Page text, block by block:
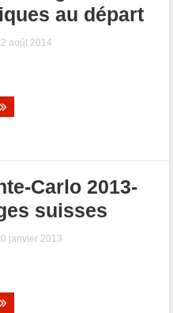
au départ
août 2014
Carlo 2013-
suisses
janvier 2013